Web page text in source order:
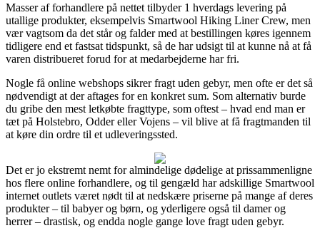
Masser af forhandlere på nettet tilbyder 1 hverdags levering på
utallige produkter, eksempelvis Smartwool Hiking Liner Crew, men
vær vagtsom da det står og falder med at bestillingen køres igennem
tidligere end et fastsat tidspunkt, så de har udsigt til at kunne nå at få
varen distribueret forud for at medarbejderne har fri.
Nogle få online webshops sikrer fragt uden gebyr, men ofte er det så
nødvendigt at der aftages for en konkret sum. Som alternativ burde
du gribe den mest letkøbte fragttype, som oftest – hvad end man er
tæt på Holstebro, Odder eller Vojens – vil blive at få fragtmanden til
at køre din ordre til et udleveringssted.
Det er jo ekstremt nemt for almindelige dødelige at prissammenligne
hos flere online forhandlere, og til gengæld har adskillige Smartwool
internet outlets været nødt til at nedskære priserne på mange af deres
produkter – til babyer og børn, og yderligere også til damer og
herrer – drastisk, og endda nogle gange love fragt uden gebyr.